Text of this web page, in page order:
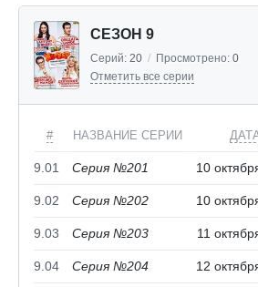
СЕЗОН 9
Серий: 20 / Просмотрено: 0
Отметить все серии
# НАЗВАНИЕ СЕРИИ
9.01 Серия №201 10
9.02 Серия №202 10
9.03 Серия №203 11
9.04 Серия №204 12